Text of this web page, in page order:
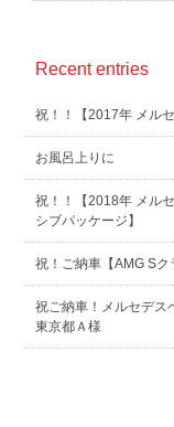
Recent entries
祝！！【2017年 メル
お風呂上りに
祝！！【2018年 メル
シブパッケージ】
祝！ご納車【AMG Sク
祝ご納車！メルセデ
東京都Ａ様